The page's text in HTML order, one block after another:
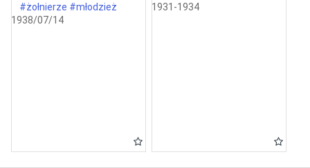
#żołnierze #młodzież
1938/07/14
Częstochowie
1931-1934